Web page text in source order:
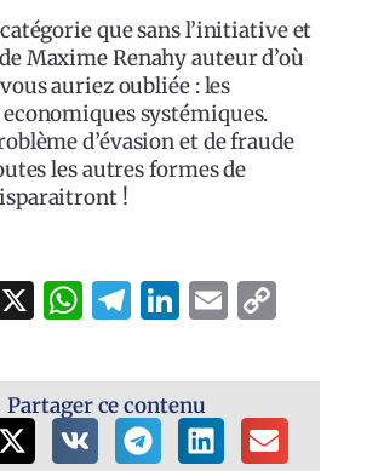
que sans l’initiative et
Maxime Renahy auteur d’où
auriez oubliée : les
systémiques.
d’évasion et de fraude
les autres formes de
!
X WhatsApp
Telegram
LinkedIn
Email
Partager ce contenu